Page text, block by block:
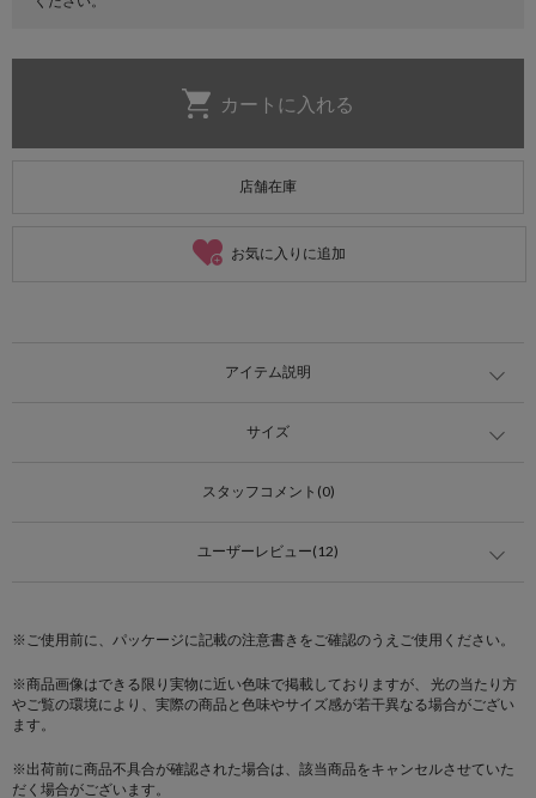
店舗在庫
お気に入りに追加
アイテム説明
サイズ
スタッフコメント(0)
ユーザーレビュー(12)
※ご使用前に、パッケージに記載の注意書きをご確認のうえご使用ください。
※商品画像はできる限り実物に近い色味で掲載しておりますが、 光の当たり方
やご覧の環境により、実際の商品と色味やサイズ感が若干異なる場合がござい
ます。
※出荷前に商品不具合が確認された場合は、該当商品をキャンセルさせていた
だく場合がございます。